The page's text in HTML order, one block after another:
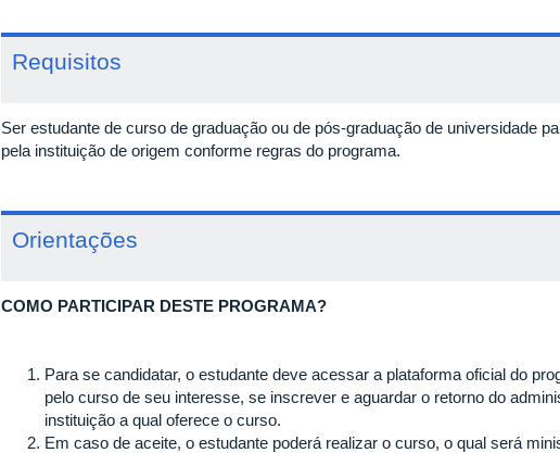
Requisitos
Ser estudante de curso de graduação ou de pós-graduação de universidade
pela instituição de origem conforme regras do programa.
Orientações
COMO PARTICIPAR DESTE PROGRAMA?
Para se candidatar, o estudante deve acessar a plataforma oficial do
pelo curso de seu interesse, se inscrever e aguardar o retorno do
instituição a qual oferece o curso.
Em caso de aceite, o estudante poderá realizar o curso, o qual será